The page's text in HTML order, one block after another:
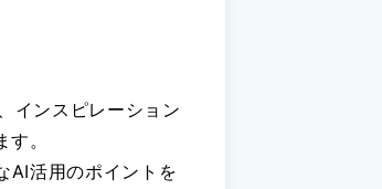
インスピレーション
。
AI活用のポイントを